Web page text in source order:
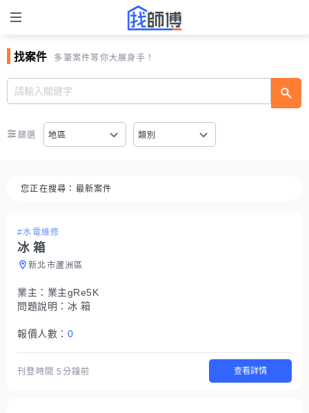
找案件 多筆案件等你大展身手！
篩選 地區 類別
您正在搜尋： 最新案件
#水電維修
冰 箱
新北市蘆洲區
業主： 業主gRe5K
問題說明： 冰 箱
報價人數： 0
刊登時間5分鐘前 查看詳情